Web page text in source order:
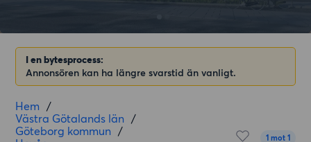
I en bytesprocess:
Annonsören kan ha längre svarstid än vanligt.
Hem /
Västra Götalands län /
Göteborg kommun /
1 mot 1